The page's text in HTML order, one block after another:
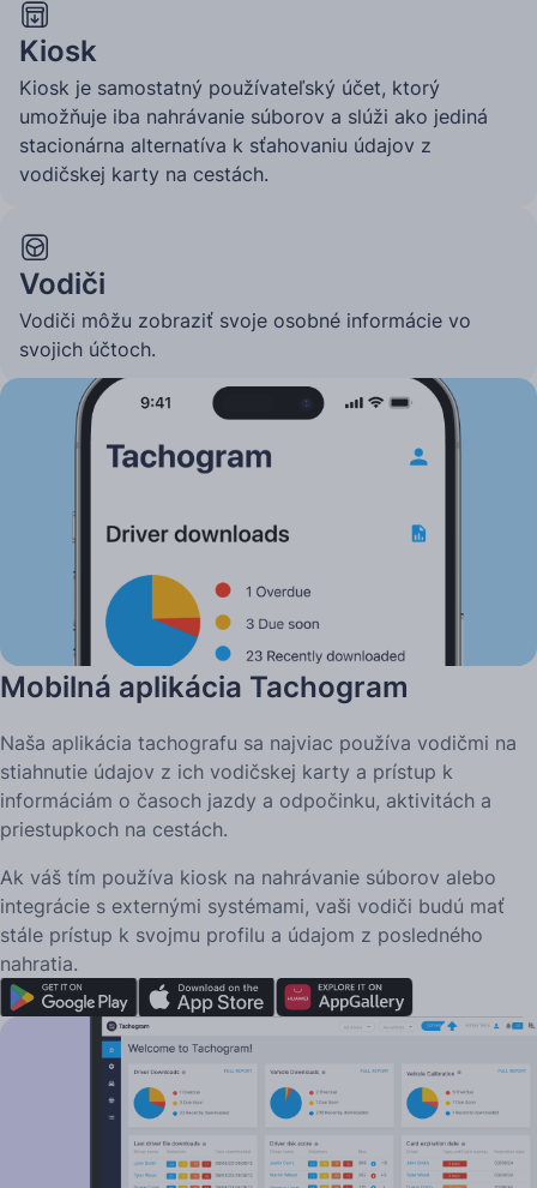
Kiosk
Kiosk je samostatný používateľský účet, ktorý
umožňuje iba nahrávanie súborov a slúži ako jediná
stacionárna alternatíva k sťahovaniu údajov z
vodičskej karty na cestách.
Vodiči
Vodiči môžu zobraziť svoje osobné informácie vo
svojich účtoch.
Dva spôsoby použitia Tachogramu
Mobilná aplikácia Tachogram
Naša aplikácia tachografu sa najviac používa vodičmi na
stiahnutie údajov z ich vodičskej karty a prístup k
informáciám o časoch jazdy a odpočinku, aktivitách a
priestupkoch na cestách.
Ak váš tím používa kiosk na nahrávanie súborov alebo
integrácie s externými systémami, vaši vodiči budú mať
stále prístup k svojmu profilu a údajom z posledného
nahratia.